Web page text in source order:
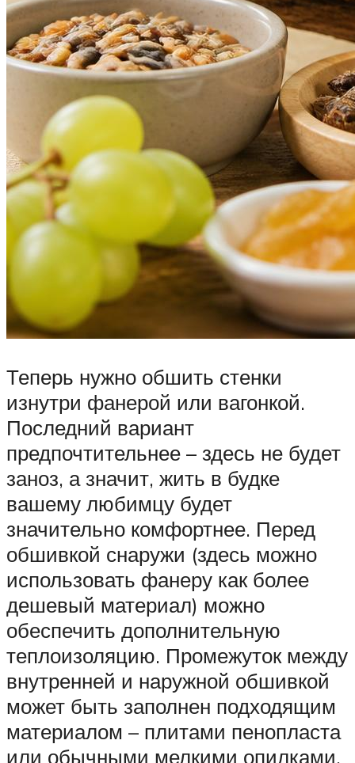
Теперь нужно обшить стенки
изнутри фанерой или вагонкой.
Последний вариант
предпочтительнее – здесь не будет
заноз, а значит, жить в будке
вашему любимцу будет
значительно комфортнее. Перед
обшивкой снаружи (здесь можно
использовать фанеру как более
дешевый материал) можно
обеспечить дополнительную
теплоизоляцию. Промежуток между
внутренней и наружной обшивкой
может быть заполнен подходящим
материалом – плитами пенопласта
или обычными мелкими опилками.